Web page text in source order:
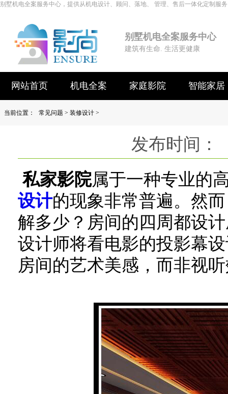
别墅机电全案服务中心，提供从机电设计、顾问、落地、 管理、售后一体化定制服务
别墅机电全案服务中心
建筑有生命. 生活更健康
网站首页 机电全案 家庭影院 智能家居
当前位置： 常见问题 > 装修设计 >
发布时间：
私家影院属于一种专业的
设计的现象非常普遍。然
解多少？房间的四周都设
设计师将看电影的投影幕
房间的艺术美感，而非视